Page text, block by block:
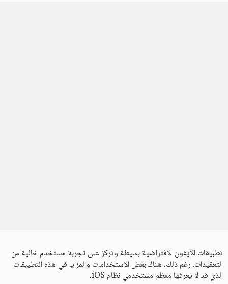
تطبيقات الآيفون الافتراضية بسيطة وتركز على تجربة مستخدم خالية من
التعقيدات. رغم ذلك، هناك بعض الاستخدامات والمزايا في هذه التطبيقات
الذي قد لا يعرفها معظم مستخدمي نظام iOS.